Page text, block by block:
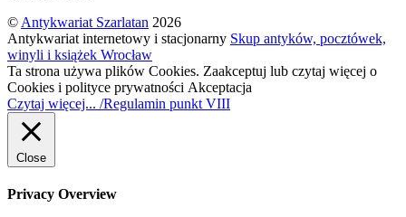
© Antykwariat Szarlatan 2026
Antykwariat internetowy i stacjonarny Skup antyków, pocztówek,
winyli i książek Wrocław
Ta strona używa plików Cookies. Zaakceptuj lub czytaj więcej o
Cookies i polityce prywatności Akceptacja
Czytaj więcej... /Regulamin punkt VIII
Close
Privacy Overview